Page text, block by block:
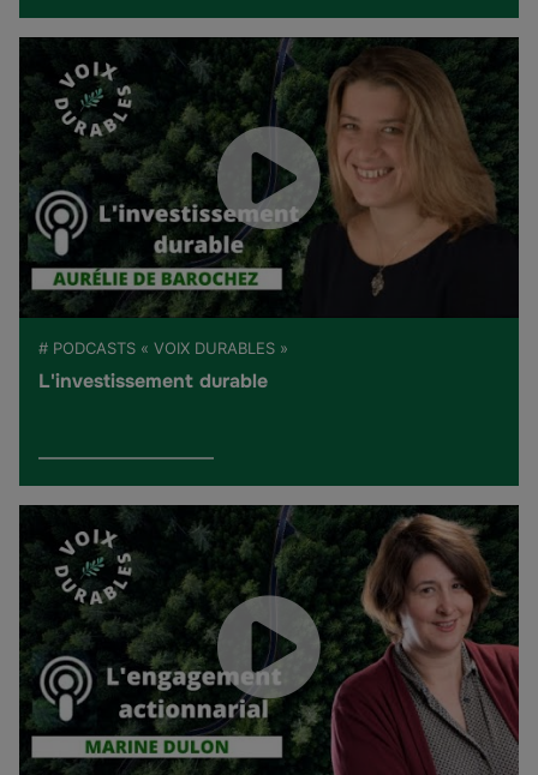
# PODCASTS « VOIX DURABLES »
L'investissement durable